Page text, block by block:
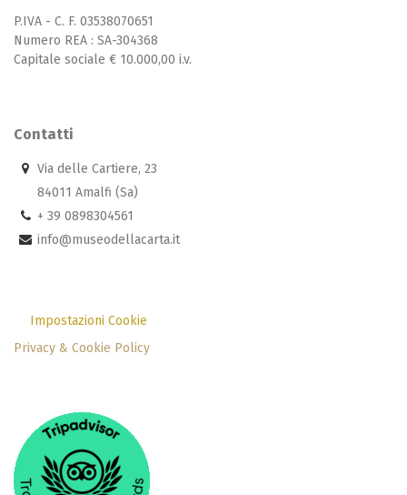
P.IVA - C. F. 03538070651
Numero REA : SA-304368
Capitale sociale € 10.000,00 i.v.
Contatti
Via delle Cartiere, 23
84011 Amalfi (Sa)
+ 39 0898304561
info@museodellacarta.it
Impostazioni Cookie
Privacy & Cookie Policy